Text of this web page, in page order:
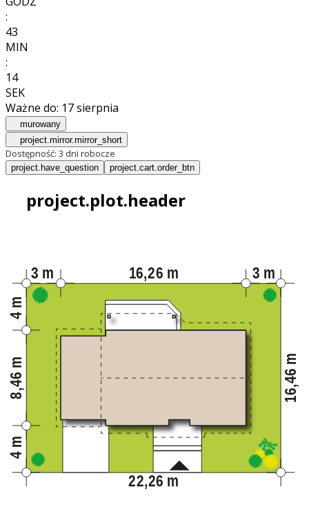
:
43
MIN
:
12
SEK
Ważne do: 17 sierpnia
murowany
project.mirror.mirror_short
Dostępność: 3 dni robocze
project.have_question project.cart.order_btn
project.plot.header